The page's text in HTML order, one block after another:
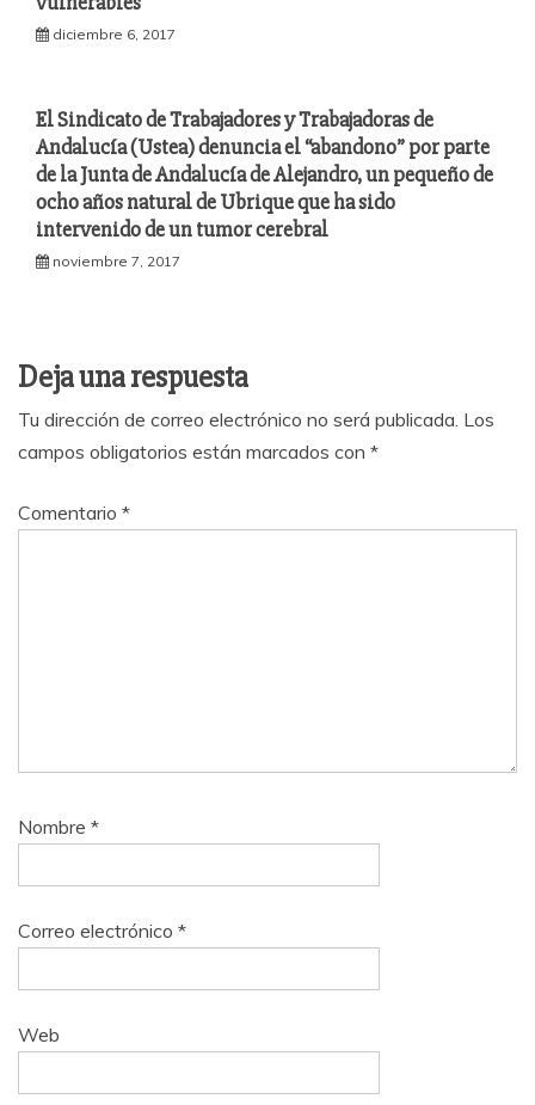
diciembre 6, 2017
El Sindicato de Trabajadores y Trabajadoras de
Andalucía (Ustea) denuncia el “abandono” por parte
de la Junta de Andalucía de Alejandro, un pequeño de
ocho años natural de Ubrique que ha sido
intervenido de un tumor cerebral
noviembre 7, 2017
Deja una respuesta
Tu dirección de correo electrónico no será publicada. Los
campos obligatorios están marcados con *
Comentario *
Nombre *
Correo electrónico *
Web